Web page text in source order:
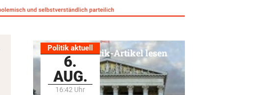
Politik aktuell
6.
AUG.
16:42 Uhr
Alle Politik-Artikel lesen